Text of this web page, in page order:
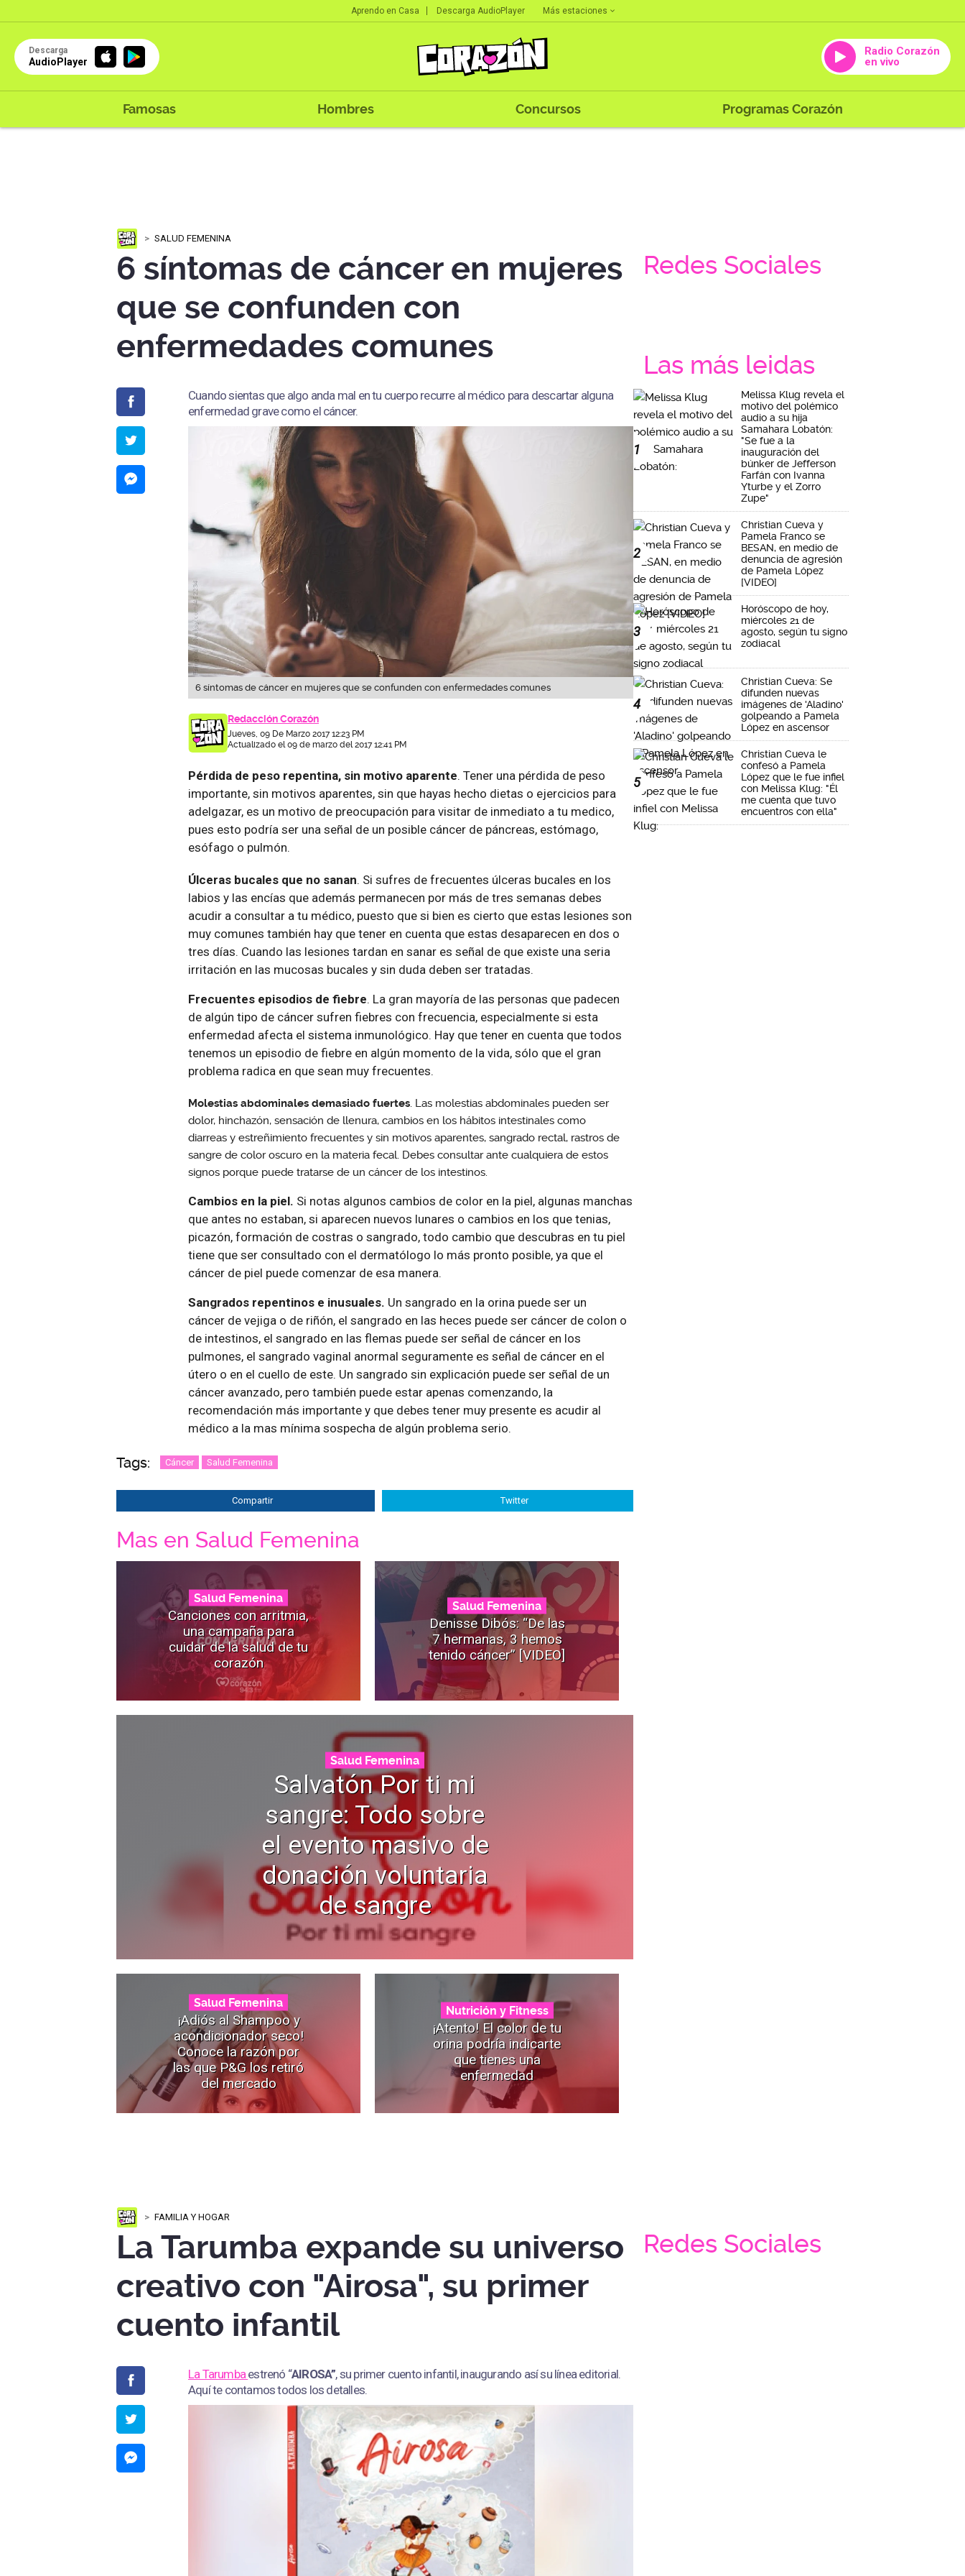
Aprendo en Casa Descarga AudioPlayer Más estaciones
Descarga
AudioPlayer
Radio Corazón
en vivo
Famosas Hombres Concursos Programas Corazón
SALUD FEMENINA
6 síntomas de cáncer en mujeres
que se confunden con
enfermedades comunes
Cuando sientas que algo anda mal en tu cuerpo recurre al médico para descartar alguna
enfermedad grave como el cáncer.
6 síntomas de cáncer en mujeres que se confunden con enfermedades comunes
Redacción Corazón
Jueves, 09 De Marzo 2017 12:23 PM
Actualizado el 09 de marzo del 2017 12:41 PM
Pérdida de peso repentina, sin motivo aparente. Tener una pérdida de peso
importante, sin motivos aparentes, sin que hayas hecho dietas o ejercicios para
adelgazar, es un motivo de preocupación para visitar de inmediato a tu medico,
pues esto podría ser una señal de un posible cáncer de páncreas, estómago,
esófago o pulmón.
Úlceras bucales que no sanan. Si sufres de frecuentes úlceras bucales en los
labios y las encías que además permanecen por más de tres semanas debes
acudir a consultar a tu médico, puesto que si bien es cierto que estas lesiones son
muy comunes también hay que tener en cuenta que estas desaparecen en dos o
tres días. Cuando las lesiones tardan en sanar es señal de que existe una seria
irritación en las mucosas bucales y sin duda deben ser tratadas.
Frecuentes episodios de fiebre. La gran mayoría de las personas que padecen
de algún tipo de cáncer sufren fiebres con frecuencia, especialmente si esta
enfermedad afecta el sistema inmunológico. Hay que tener en cuenta que todos
tenemos un episodio de fiebre en algún momento de la vida, sólo que el gran
problema radica en que sean muy frecuentes.
Molestias abdominales demasiado fuertes. Las molestias abdominales pueden ser
dolor, hinchazón, sensación de llenura, cambios en los hábitos intestinales como
diarreas y estreñimiento frecuentes y sin motivos aparentes, sangrado rectal, rastros de
sangre de color oscuro en la materia fecal. Debes consultar ante cualquiera de estos
signos porque puede tratarse de un cáncer de los intestinos.
Cambios en la piel. Si notas algunos cambios de color en la piel, algunas manchas
que antes no estaban, si aparecen nuevos lunares o cambios en los que tenias,
picazón, formación de costras o sangrado, todo cambio que descubras en tu piel
tiene que ser consultado con el dermatólogo lo más pronto posible, ya que el
cáncer de piel puede comenzar de esa manera.
Sangrados repentinos e inusuales. Un sangrado en la orina puede ser un
cáncer de vejiga o de riñón, el sangrado en las heces puede ser cáncer de colon o
de intestinos, el sangrado en las flemas puede ser señal de cáncer en los
pulmones, el sangrado vaginal anormal seguramente es señal de cáncer en el
útero o en el cuello de este. Un sangrado sin explicación puede ser señal de un
cáncer avanzado, pero también puede estar apenas comenzando, la
recomendación más importante y que debes tener muy presente es acudir al
médico a la mas mínima sospecha de algún problema serio.
Tags: Cáncer Salud Femenina
Compartir Twitter
Mas en Salud Femenina
Salud Femenina
Canciones con arritmia,
una campaña para
cuidar de la salud de tu
corazón
Salud Femenina
Denisse Dibós: “De las
7 hermanas, 3 hemos
tenido cáncer” [VIDEO]
Salud Femenina
Salvatón Por ti mi
sangre: Todo sobre
el evento masivo de
donación voluntaria
de sangre
Salud Femenina
¡Adiós al Shampoo y
acondicionador seco!
Conoce la razón por
las que P&G los retiró
del mercado
Nutrición y Fitness
¡Atento! El color de tu
orina podría indicarte
que tienes una
enfermedad
Redes Sociales
Las más leidas
1
Melissa Klug revela el
motivo del polémico
audio a su hija
Samahara Lobatón:
"Se fue a la
inauguración del
búnker de Jefferson
Farfán con Ivanna
Yturbe y el Zorro
Zupe"
2
Christian Cueva y
Pamela Franco se
BESAN, en medio de
denuncia de agresión
de Pamela López
[VIDEO]
3
Horóscopo de hoy,
miércoles 21 de
agosto, según tu signo
zodiacal
4
Christian Cueva: Se
difunden nuevas
imágenes de 'Aladino'
golpeando a Pamela
López en ascensor
5
Christian Cueva le
confesó a Pamela
López que le fue infiel
con Melissa Klug: "Él
me cuenta que tuvo
encuentros con ella"
FAMILIA Y HOGAR
La Tarumba expande su universo
creativo con "Airosa", su primer
cuento infantil
La Tarumba estrenó “AIROSA”, su primer cuento infantil, inaugurando así su línea editorial.
Aquí te contamos todos los detalles.
Redes Sociales